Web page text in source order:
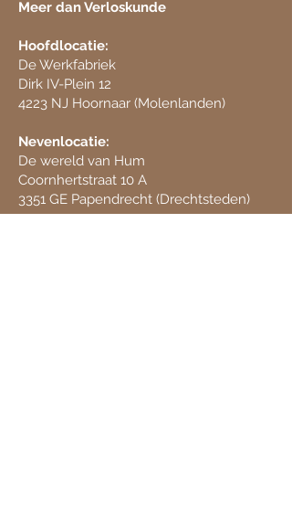
Meer dan Verloskunde
Hoofdlocatie:
De Werkfabriek
Dirk IV-Plein 12
​4223 NJ Hoornaar (Molenlanden)
Nevenlocatie:
De wereld van Hum
Coornhertstraat 10 A
3351 GE Papendrecht (Drechtsteden)